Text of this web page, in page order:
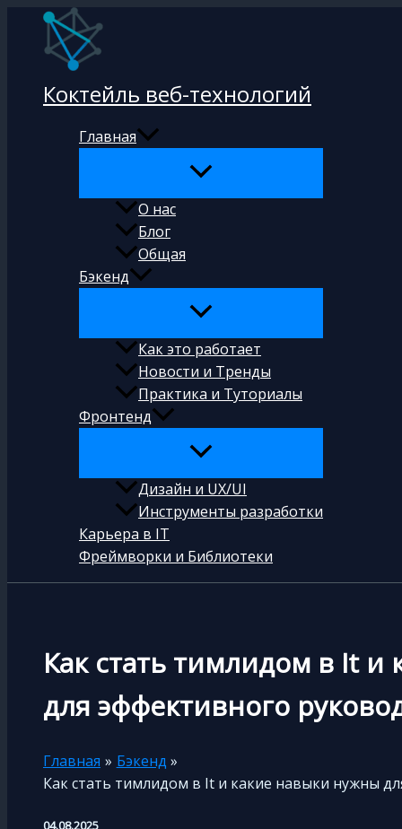
Перейти
содержимому
Коктейль веб-технологий
Главная
О нас
Блог
Общая
Бэкенд
Как это работает
Новости и Тренды
Практика и Туториалы
Фронтенд
Дизайн и UX/UI
Инструменты разработки
Карьера в IT
Фреймворки и Библиотеки
Как стать тимлидом в It
для эффективного
Главная
Бэкенд
Как стать тимлидом в It и какие навыки нужны
04.08.2025